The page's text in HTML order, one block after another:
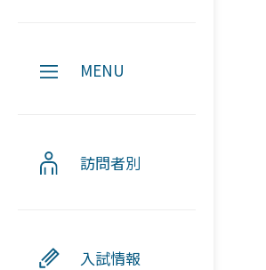
MENU
訪問者別
入試情報